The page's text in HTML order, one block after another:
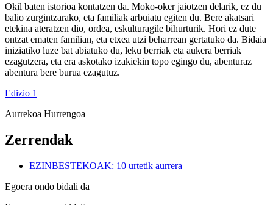
Okil baten istorioa kontatzen da. Moko-oker jaiotzen delarik, ez du
balio zurgintzarako, eta familiak arbuiatu egiten du. Bere akatsari
etekina ateratzen dio, ordea, eskulturagile bihurturik. Hori ez dute
ontzat ematen familian, eta etxea utzi beharrean gertatuko da. Bidaia
iniziatiko luze bat abiatuko du, leku berriak eta aukera berriak
ezagutzera, eta era askotako izakiekin topo egingo du, abenturaz
abentura bere burua ezagutuz.
Edizio 1
Aurrekoa Hurrengoa
Zerrendak
EZINBESTEKOAK: 10 urtetik aurrera
Egoera ondo bidali da